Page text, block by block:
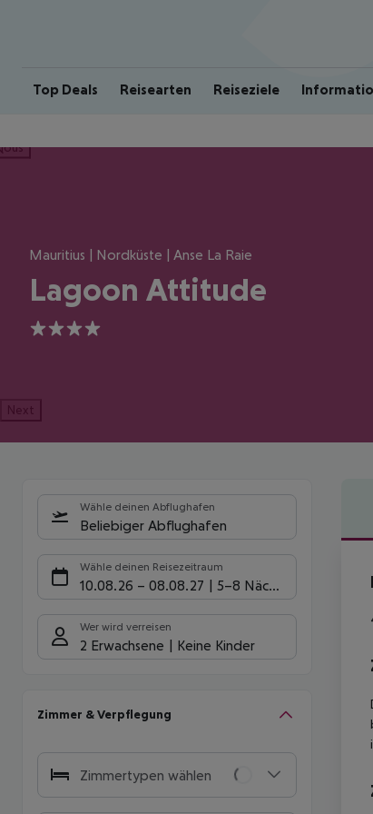
Top Deals Reisearten Reiseziele
Mauritius | Nordküste | Anse La Raie
Lagoon Attitude
4
Next
Wähle deinen Abflughafen
Beliebiger Abflughafen
Wähle deinen Reisezeitraum
10.08.26 – 08.08.27 5-8 Nächte
Wer wird verreisen
2 Erwachsene Keine Kinder
Zimmer & Verpflegung
Zimmertypen wählen